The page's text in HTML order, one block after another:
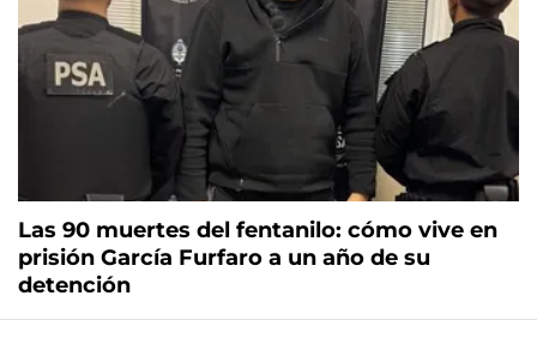
Las 90 muertes del fentanilo: cómo vive en
prisión García Furfaro a un año de su
detención